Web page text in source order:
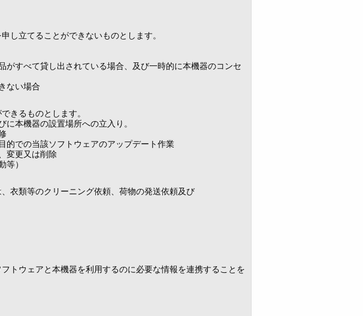
し立てることができないものとします。
すべて貸し出されている場合、及び一時的に本機器のコンセ
ない場合
きるものとします。
本機器の設置場所への立入り。
的での当該ソフトウェアのアップデート作業
変更又は削除
）
衣類等のクリーニング依頼、荷物の発送依頼及び
トウェアと本機器を利用するのに必要な情報を連携することを